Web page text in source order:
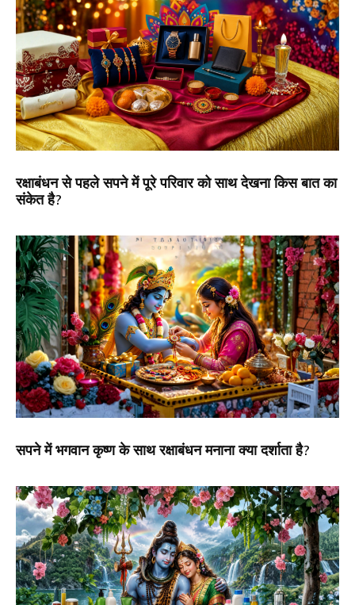
रक्षाबंधन से पहले सपने में पूरे परिवार को साथ देखना किस बात का
संकेत है?
सपने में भगवान कृष्ण के साथ रक्षाबंधन मनाना क्या दर्शाता है?